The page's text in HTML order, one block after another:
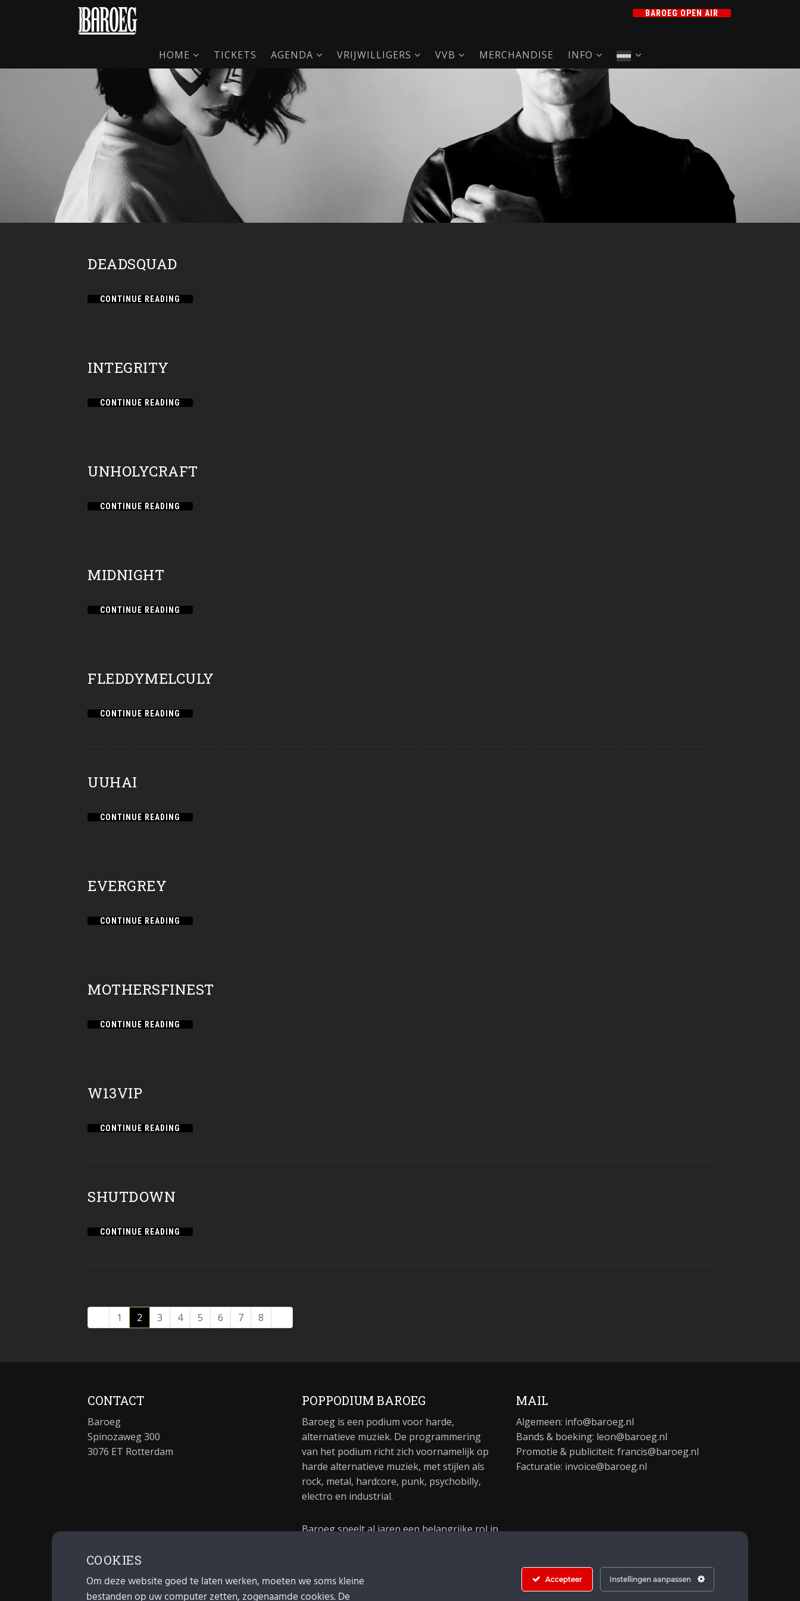
BAROEG OPEN AIR
HOME TICKETS AGENDA VRIJWILLIGERS VVB MERCHANDISE INFO
DEADSQUAD
CONTINUE READING
INTEGRITY
CONTINUE READING
UNHOLYCRAFT
CONTINUE READING
MIDNIGHT
CONTINUE READING
FLEDDYMELCULY
CONTINUE READING
UUHAI
CONTINUE READING
EVERGREY
CONTINUE READING
MOTHERSFINEST
CONTINUE READING
W13VIP
CONTINUE READING
SHUTDOWN
CONTINUE READING
1 2 3 4 5 6 7 8
CONTACT
Baroeg
Spinozaweg 300
3076 ET Rotterdam
POPPODIUM BAROEG
Baroeg is een podium voor harde,
alternatieve muziek. De programmering
van het podium richt zich voornamelijk op
harde alternatieve muziek, met stijlen als
rock, metal, hardcore, punk, psychobilly,
electro en industrial.
Baroeg speelt al jaren een belangrijke rol in
MAIL
Algemeen: info@baroeg.nl
Bands & boeking: leon@baroeg.nl
Promotie & publiciteit: francis@baroeg.nl
Facturatie: invoice@baroeg.nl
COOKIES
Om deze website goed te laten werken, moeten we soms kleine
bestanden op uw computer zetten, zogenaamde cookies. De
Accepteer Instellingen aanpassen